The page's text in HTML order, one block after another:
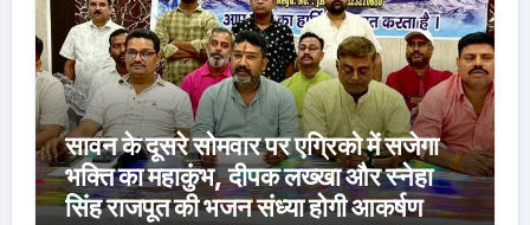
सावन के दूसरे सोमवार पर एग्रिको में सजेगा
भक्ति का महाकुंभ, दीपक लख्खा और स्नेहा
सिंह राजपूत की भजन संध्या होगी आकर्षण